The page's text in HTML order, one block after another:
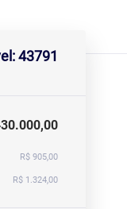
43791
R$ 905,00
R$ 1.324,00